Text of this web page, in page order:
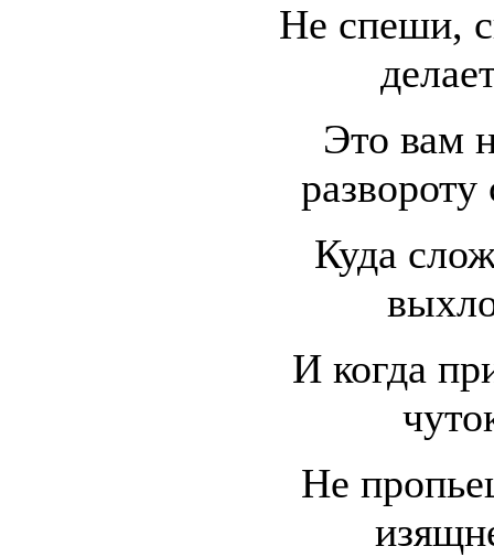
Не спеши,
Это вам
Куда
И когда
Не